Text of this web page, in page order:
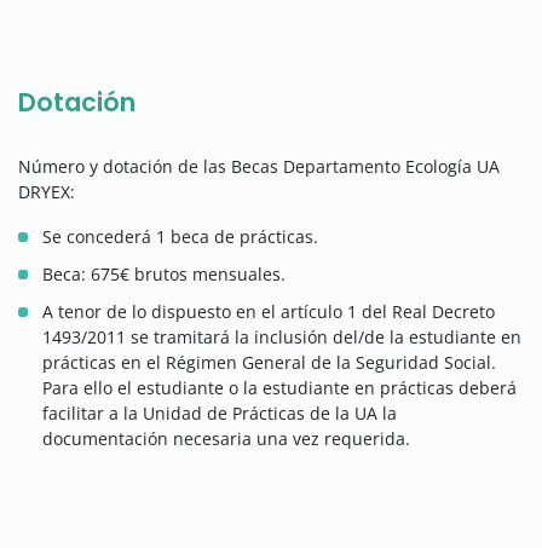
Dotación
Número y dotación de las Becas Departamento Ecología UA
DRYEX:
Se concederá 1 beca de prácticas.
Beca: 675€ brutos mensuales.
A tenor de lo dispuesto en el artículo 1 del Real Decreto
1493/2011 se tramitará la inclusión del/de la estudiante en
prácticas en el Régimen General de la Seguridad Social.
Para ello el estudiante o la estudiante en prácticas deberá
facilitar a la Unidad de Prácticas de la UA la
documentación necesaria una vez requerida.